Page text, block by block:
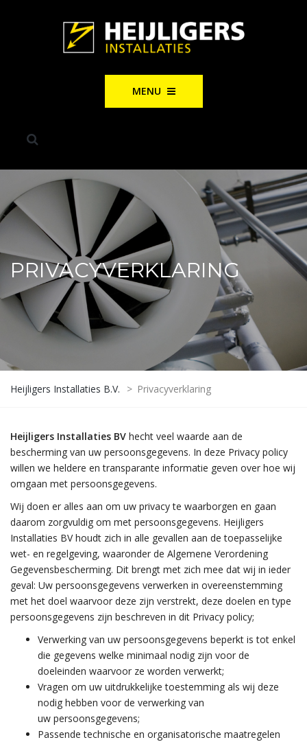
MENU
PRIVACYVERKLARING
Heijligers Installaties B.V. > Privacyverklaring
Heijligers Installaties BV hecht veel waarde aan de
bescherming van uw persoonsgegevens. In deze Privacy policy
willen we heldere en transparante informatie geven over hoe wij
omgaan met persoonsgegevens.
Wij doen er alles aan om uw privacy te waarborgen en gaan
daarom zorgvuldig om met persoonsgegevens. Heijligers
Installaties BV houdt zich in alle gevallen aan de toepasselijke
wet- en regelgeving, waaronder de Algemene Verordening
Gegevensbescherming. Dit brengt met zich mee dat wij in ieder
geval: Uw persoonsgegevens verwerken in overeenstemming
met het doel waarvoor deze zijn verstrekt, deze doelen en type
persoonsgegevens zijn beschreven in dit Privacy policy;
Verwerking van uw persoonsgegevens beperkt is tot enkel
die gegevens welke minimaal nodig zijn voor de
doeleinden waarvoor ze worden verwerkt;
Vragen om uw uitdrukkelijke toestemming als wij deze
nodig hebben voor de verwerking van
uw persoonsgegevens;
Passende technische en organisatorische maatregelen